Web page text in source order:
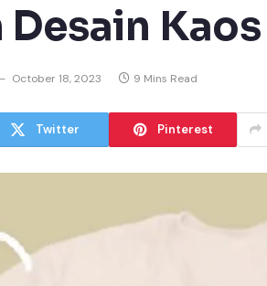
Desain
October 18, 2023 9 Mins Read
Twitter Pinterest